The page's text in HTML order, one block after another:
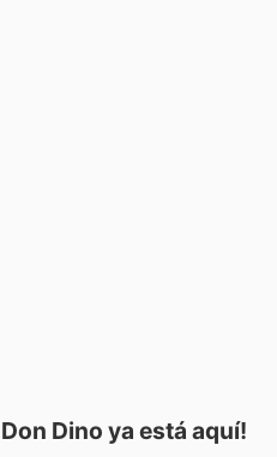
Don Dino ya está aquí!